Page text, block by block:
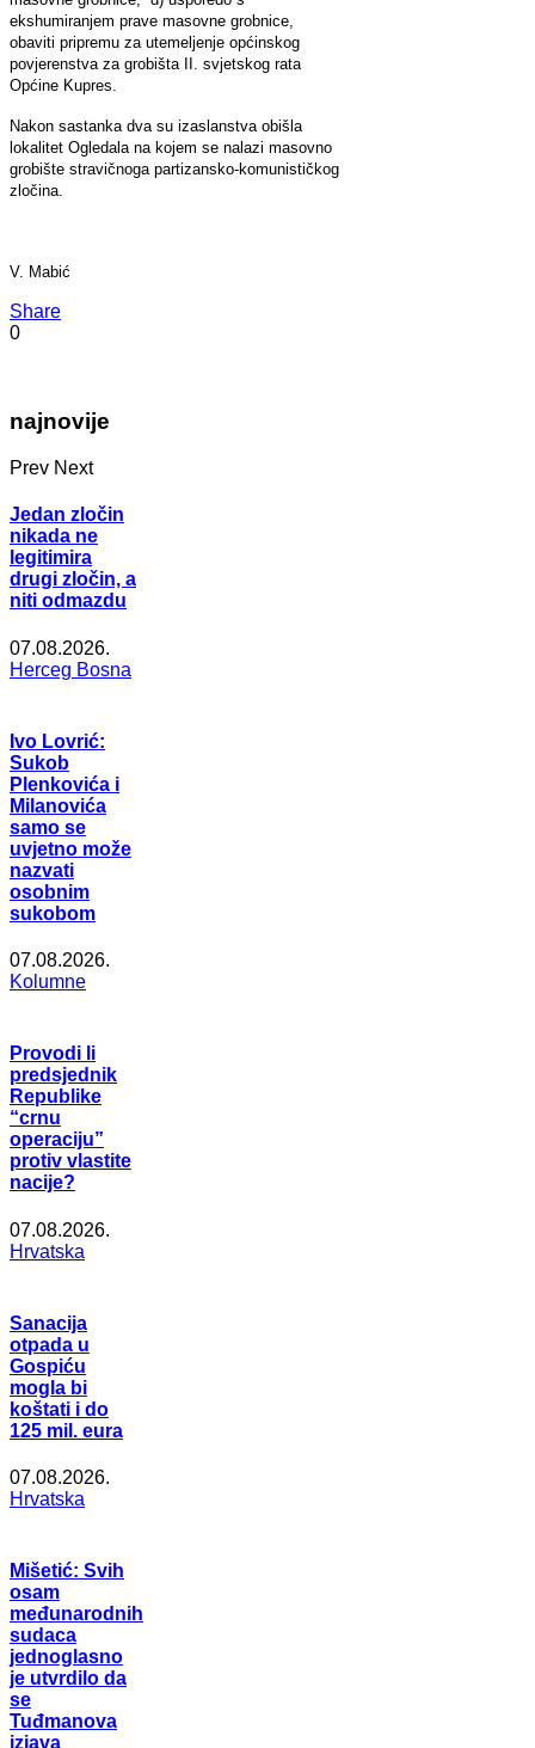
ekshumiranjem prave masovne grobnice,
obaviti pripremu za utemeljenje općinskog
povjerenstva za grobišta II. svjetskog rata
Općine Kupres.
Nakon sastanka dva su izaslanstva obišla
lokalitet Ogledala na kojem se nalazi masovno
grobište stravičnoga partizansko-komunističkog
zločina.
V. Mabić
Share
0
najnovije
Prev Next
Jedan zločin
nikada ne
legitimira
drugi zločin, a
niti odmazdu
07.08.2026.
Herceg Bosna
Ivo Lovrić:
Sukob
Plenkovića i
Milanovića
samo se
uvjetno može
nazvati
osobnim
sukobom
07.08.2026.
Kolumne
Provodi li
predsjednik
Republike
“crnu
operaciju”
protiv vlastite
nacije?
07.08.2026.
Hrvatska
Sanacija
otpada u
Gospiću
mogla bi
koštati i do
125 mil. eura
07.08.2026.
Hrvatska
Mišetić: Svih
osam
međunarodnih
sudaca
jednoglasno
je utvrdilo da
se
Tuđmanova
izjava